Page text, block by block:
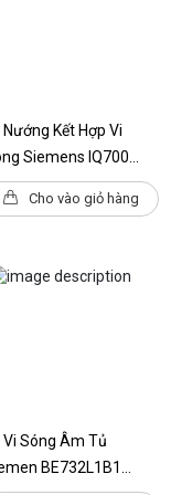
chức năng hơi
4D, vỉ nướng diện
sạch ecoClean,
Nướng Kết Hợp Vi
Siemens IQ700
StudioLine,
Thước 60 X 45 Cm
Cho vào giỏ hàng
Vi Sóng Âm Tủ
BE732L1B1